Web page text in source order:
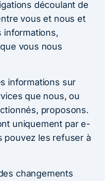
découlant de
vous et nous et
informations,
vous nous
informations sur
que nous, ou
proposons.
uniquement par e-
pouvez les refuser à
changements